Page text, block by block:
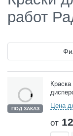
работ
ПОД ЗАКАЗ
Цена
от